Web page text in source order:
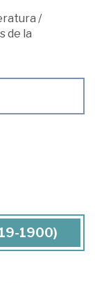
/
de la
1900)